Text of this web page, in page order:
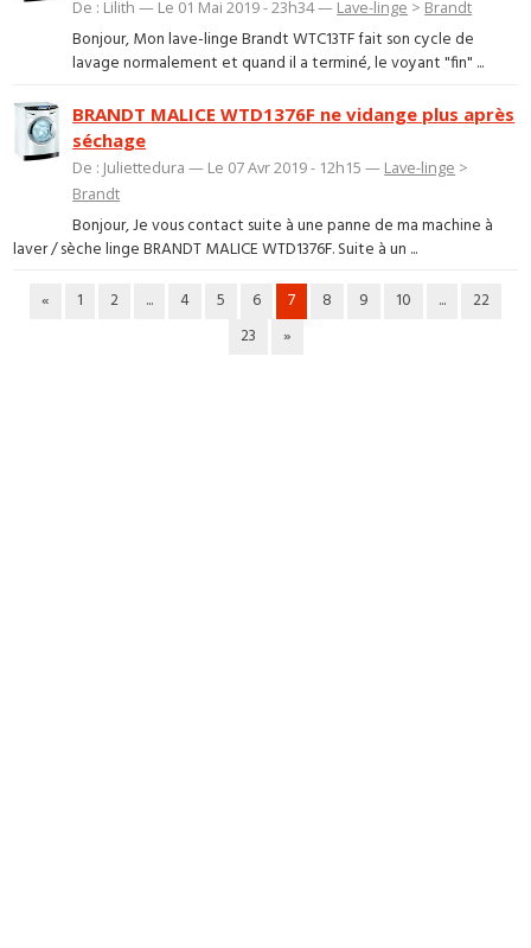
De : Lilith — Le 01 Mai 2019 - 23h34 — Lave-linge > Brandt
Bonjour, Mon lave-linge Brandt WTC13TF fait son cycle de
lavage normalement et quand il a terminé, le voyant "fin" ...
BRANDT MALICE WTD1376F ne vidange plus après
séchage
De : Juliettedura — Le 07 Avr 2019 - 12h15 — Lave-linge >
Brandt
Bonjour, Je vous contact suite à une panne de ma machine à
laver / sèche linge BRANDT MALICE WTD1376F. Suite à un ...
« 1 2 ... 4 5 6 7 8 9 10 ...
22
23
»